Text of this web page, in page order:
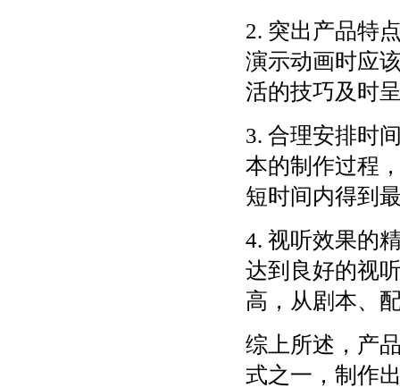
2. 突出产品特
演示动画时应
活的技巧及时
3. 合理安排时
本的制作过程
短时间内得到
4. 视听效果的
达到良好的视
高，从剧本、
综上所述，产
式之一，制作